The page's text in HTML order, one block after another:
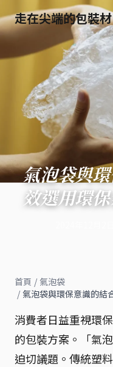
走在尖端的包裝材
氣泡袋與
效選用環
首頁 / 氣泡袋
/ 氣泡袋與環保意識的結
消費者日益重視環
的包裝方案。「氣
迫切議題。傳統塑